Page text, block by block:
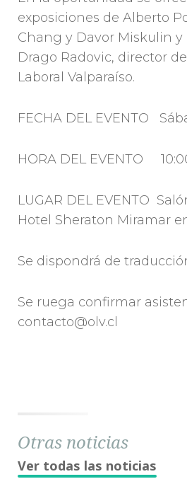
exposiciones de Alberto
Chang y Davor Miskulin y
Drago Radovic, director
Laboral Valparaíso.
FECHA DEL EVENTO
HORA DEL EVENTO
LUGAR DEL EVENTO
Hotel Sheraton Miramar
Se dispondrá de
Se ruega confirmar
contacto@olv.cl
Otras noticias
Ver todas las noticias